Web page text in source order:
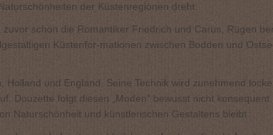
der Küstenregionen dreht.
schon die Romantiker Friedrich und Carus, Rügen
Küstenfor-mationen zwischen Bodden und
und England. Seine Technik wird zunehmend
folgt diesen „Moden“ bewusst nicht
Naturschönheit und künstlerischen Gestaltens bleibt.